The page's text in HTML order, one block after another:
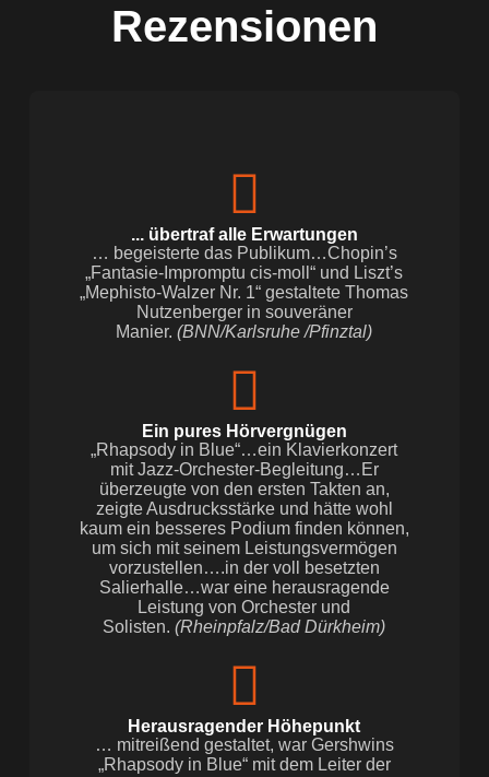
Rezensionen
... übertraf alle Erwartungen
… begeisterte das Publikum…Chopin’s
„Fantasie-Impromptu cis-moll“ und Liszt’s
„Mephisto-Walzer Nr. 1“ gestaltete Thomas
Nutzenberger in souveräner
Manier.(BNN/Karlsruhe /Pfinztal)
Ein pures Hörvergnügen
„Rhapsody in Blue“…ein Klavierkonzert
mit Jazz-Orchester-Begleitung…Er
überzeugte von den ersten Takten an,
zeigte Ausdrucksstärke und hätte wohl
kaum ein besseres Podium finden können,
um sich mit seinem Leistungsvermögen
vorzustellen….in der voll besetzten
Salierhalle…war eine herausragende
Leistung von Orchester und
Solisten.(Rheinpfalz/Bad Dürkheim)
Herausragender Höhepunkt
… mitreißend gestaltet, war Gershwins
„Rhapsody in Blue“ mit dem Leiter der